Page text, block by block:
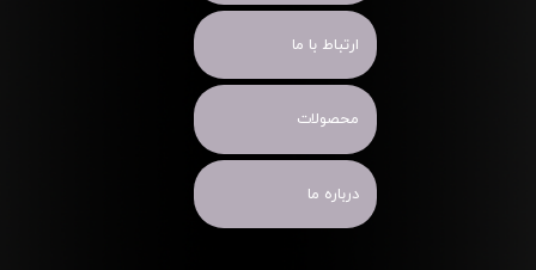
ارتباط با ما
محصولات
درباره ما